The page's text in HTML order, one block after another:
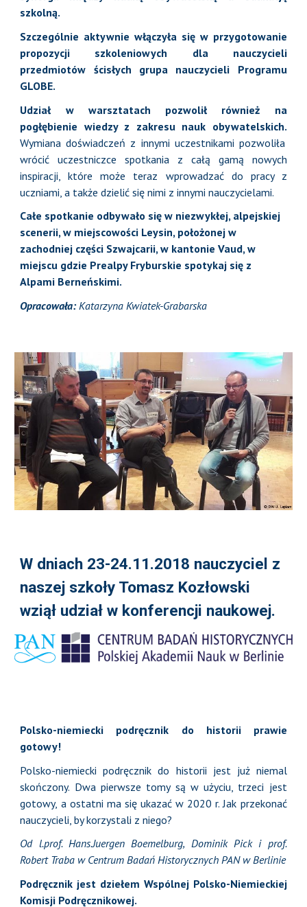
szkolną.
Szczególnie aktywnie włączyła się w przygotowanie
propozycji szkoleniowych dla nauczycieli
przedmiotów ścisłych grupa nauczycieli Programu
GLOBE.
Udział w warsztatach pozwolił również na
pogłębienie wiedzy z zakresu nauk obywatelskich.
Wymiana doświadczeń z innymi uczestnikami pozwoliła
wrócić uczestniczce spotkania z całą gamą nowych
inspiracji, które może teraz wprowadzać do pracy z
uczniami, a także dzielić się nimi z innymi nauczycielami.
Całe spotkanie odbywało się w niezwykłej, alpejskiej
scenerii, w miejscowości Leysin, położonej w
zachodniej części Szwajcarii, w kantonie Vaud, w
miejscu gdzie Prealpy Fryburskie spotykaj się z
Alpami Berneńskimi.
Opracowała:Katarzyna Kwiatek-Grabarska
W dniach 23-24.11.2018 nauczyciel z
naszej szkoły Tomasz Kozłowski
wziął udział w konferencji naukowej.
Polsko-niemiecki podręcznik do historii prawie
gotowy!
Polsko-niemiecki podręcznik do historii jest już niemal
skończony. Dwa pierwsze tomy są w użyciu, trzeci jest
gotowy, a ostatni ma się ukazać w 2020 r. Jak przekonać
nauczycieli, by korzystali z niego?
Od l.prof. Hans.Juergen Boemelburg, Dominik Pick i prof.
Robert Traba w Centrum Badań Historycznych PAN w Berlinie
Podręcznik jest dziełem Wspólnej Polsko-Niemieckiej
Komisji Podręcznikowej.